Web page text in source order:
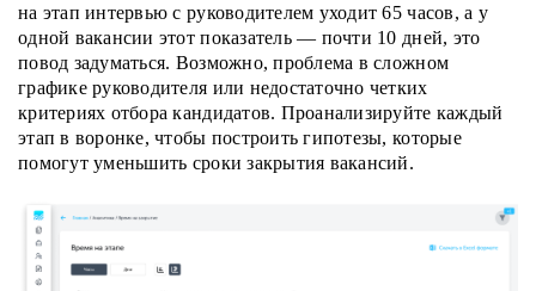
на этап интервью с руководителем уходит 65 часов, а у
одной вакансии этот показатель — почти 10 дней, это
повод задуматься. Возможно, проблема в сложном
графике руководителя или недостаточно четких
критериях отбора кандидатов. Проанализируйте каждый
этап в воронке, чтобы построить гипотезы, которые
помогут уменьшить сроки закрытия вакансий.